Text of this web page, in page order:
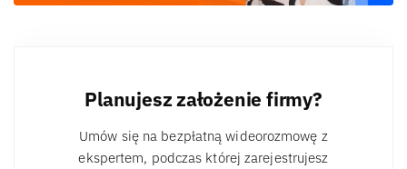
Planujesz założenie firmy?
Umów się na bezpłatną wideorozmowę z
ekspertem, podczas której zarejestrujesz